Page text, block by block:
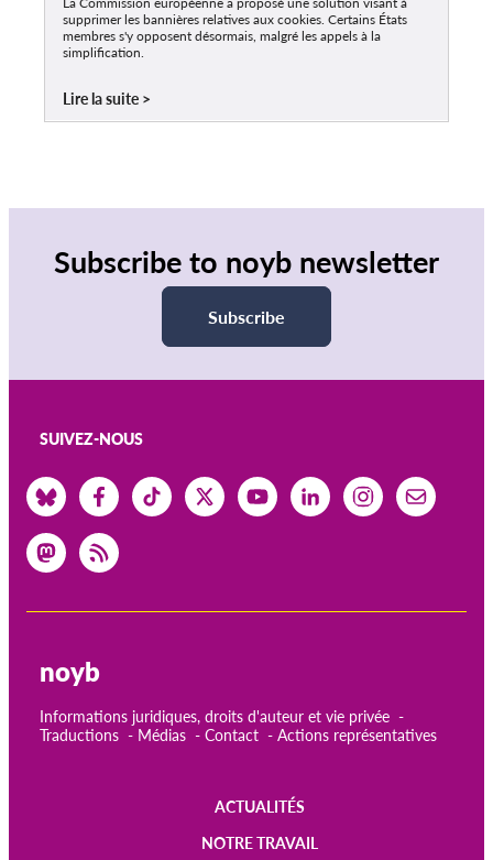
supprimer les bannières relatives aux cookies. Certains États
membres s'y opposent désormais, malgré les appels à la
simplification.
Lire la suite
Subscribe to noyb newsletter
Subscribe
SUIVEZ-NOUS
noyb
Informations juridiques, droits d'auteur et vie privée
Traductions
Médias Contact Actions représentatives
ACTUALITÉS
NOTRE TRAVAIL